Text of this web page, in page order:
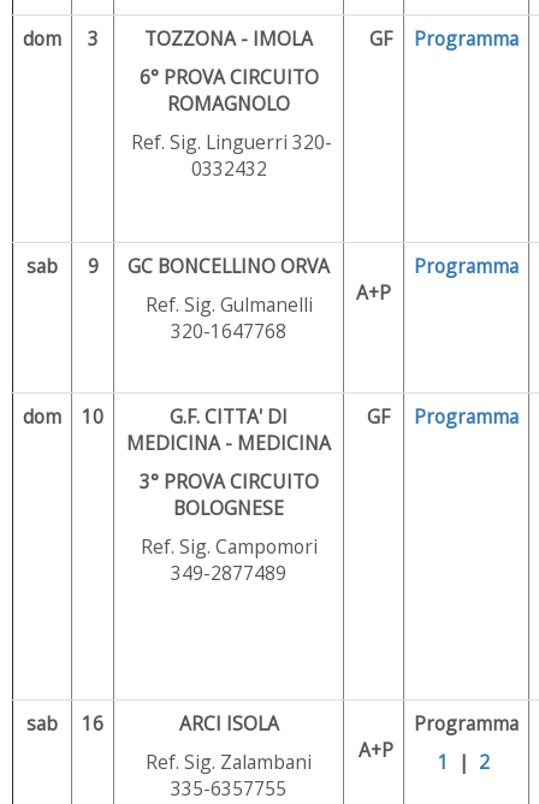
dom 3
TOZZONA - IMOLA
6° PROVA CIRCUITO
ROMAGNOLO
Ref. Sig. Linguerri 320-
0332432
GF Programma
sab 9
GC BONCELLINO ORVA
Ref. Sig. Gulmanelli
320-1647768
A+P
Programma
dom 10
G.F. CITTA' DI
MEDICINA - MEDICINA
3° PROVA CIRCUITO
BOLOGNESE
Ref. Sig. Campomori
349-2877489
GF Programma
sab 16
ARCI ISOLA
Ref. Sig. Zalambani
335-6357755
A+P
Programma
1
| 2